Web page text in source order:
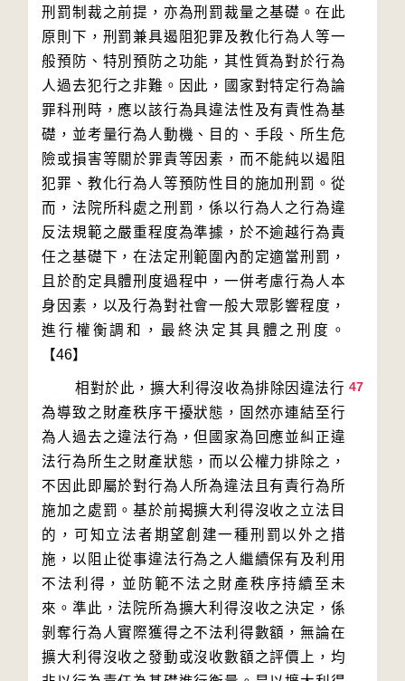
刑罰制裁之前提，亦為刑罰裁量之基礎。在此
原則下，刑罰兼具遏阻犯罪及教化行為人等一
般預防、特別預防之功能，其性質為對於行為
人過去犯行之非難。因此，國家對特定行為論
罪科刑時，應以該行為具違法性及有責性為基
礎，並考量行為人動機、目的、手段、所生危
險或損害等關於罪責等因素，而不能純以遏阻
犯罪、教化行為人等預防性目的施加刑罰。從
而，法院所科處之刑罰，係以行為人之行為違
反法規範之嚴重程度為準據，於不逾越行為責
任之基礎下，在法定刑範圍內酌定適當刑罰，
且於酌定具體刑度過程中，一併考慮行為人本
身因素，以及行為對社會一般大眾影響程度，
進行權衡調和，最終決定其具體之刑度。
47
        相對於此，擴大利得沒收為排除因違法行
為導致之財產秩序干擾狀態，固然亦連結至行
為人過去之違法行為，但國家為回應並糾正違
法行為所生之財產狀態，而以公權力排除之，
不因此即屬於對行為人所為違法且有責行為所
施加之處罰。基於前揭擴大利得沒收之立法目
的，可知立法者期望創建一種刑罰以外之措
施，以阻止從事違法行為之人繼續保有及利用
不法利得，並防範不法之財產秩序持續至未
來。準此，法院所為擴大利得沒收之決定，係
剝奪行為人實際獲得之不法利得數額，無論在
擴大利得沒收之發動或沒收數額之評價上，均